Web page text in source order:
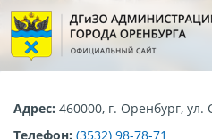
Адрес: 460000, г. Оренбург, ул.
Телефон: (3532) 98-78-71